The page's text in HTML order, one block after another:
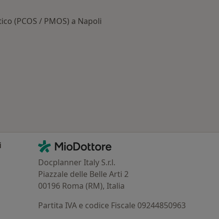
(PCOS / PMOS) a Napoli
Contatti
MioDottore - Homepage
Docplanner Italy S.r.l.
Piazzale delle Belle Arti 2
00196 Roma (RM), Italia
Partita IVA e codice Fiscale 09244850963